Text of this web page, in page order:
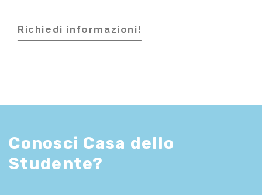
Richiedi informazioni!
Conosci Casa dello
Studente?